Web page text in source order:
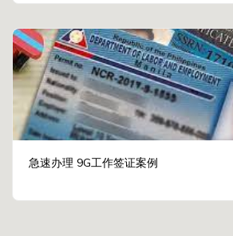
急速办理 9G工作签证案例